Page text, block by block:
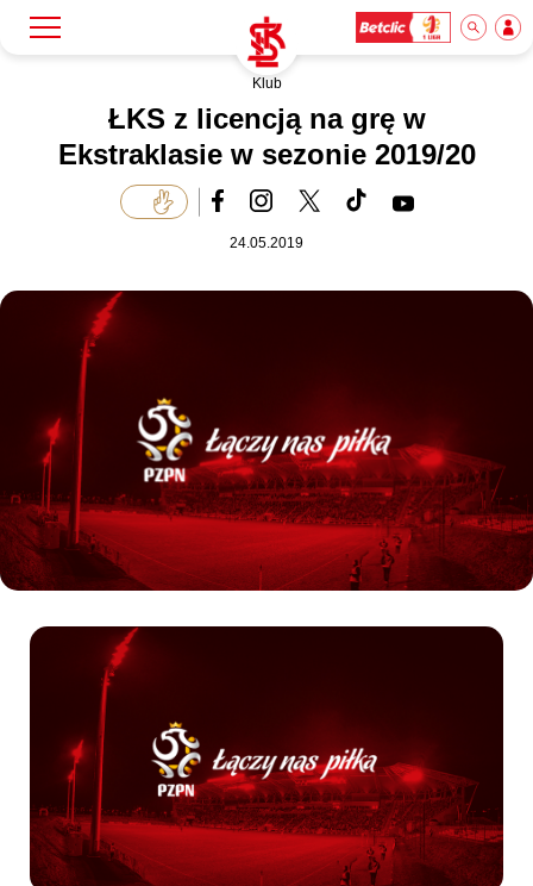
Akademia
Biznes
Dla mediów
Kibice
SKLEP KUP BILET
Klub
ŁKS z licencją na grę w
Ekstraklasie w sezonie 2019/20
24.05.2019